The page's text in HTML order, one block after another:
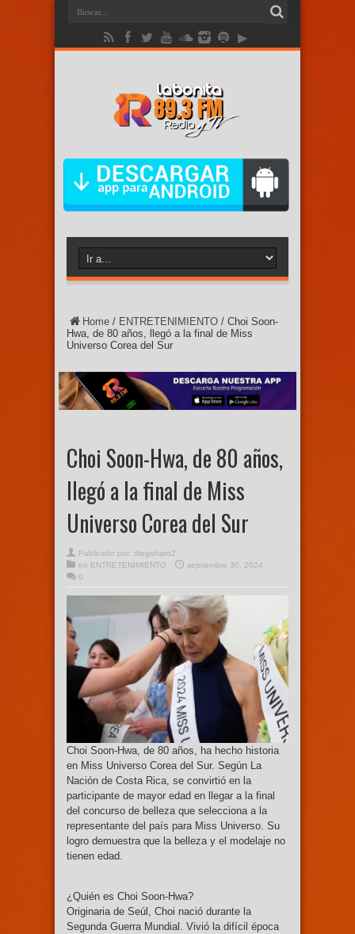
Home / ENTRETENIMIENTO / Choi Soon-
Hwa, de 80 años, llegó a la final de Miss
Universo Corea del Sur
Choi Soon-Hwa, de 80 años,
llegó a la final de Miss
Universo Corea del Sur
Publicado por: diegoharo2
en ENTRETENIMIENTO
septiembre 30, 2024
0
Choi Soon-Hwa, de 80 años, ha hecho historia
en Miss Universo Corea del Sur. Según La
Nación de Costa Rica, se convirtió en la
participante de mayor edad en llegar a la final
del concurso de belleza que selecciona a la
representante del país para Miss Universo. Su
logro demuestra que la belleza y el modelaje no
tienen edad.
¿Quién es Choi Soon-Hwa?
Originaria de Seúl, Choi nació durante la
Segunda Guerra Mundial. Vivió la difícil época